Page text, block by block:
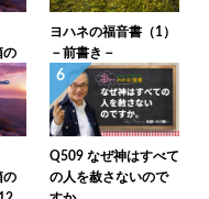
の
6：
ヨハネの福音書（1）
－前書き－
の
6
Q509 なぜ神はすべて
の人を赦さないので